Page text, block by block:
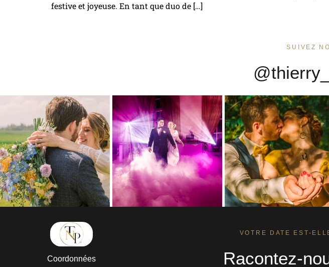
festive et joyeuse. En tant que duo de […]
SUIVEZ
Coordonnées
VOTRE DATE EST-
Racontez-